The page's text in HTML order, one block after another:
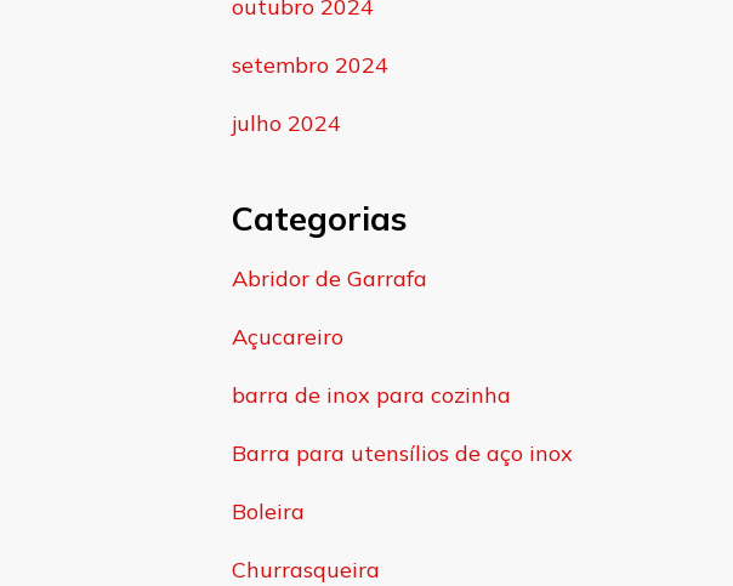
outubro 2024
setembro 2024
julho 2024
Categorias
Abridor de Garrafa
Açucareiro
barra de inox para cozinha
Barra para utensílios de aço inox
Boleira
Churrasqueira